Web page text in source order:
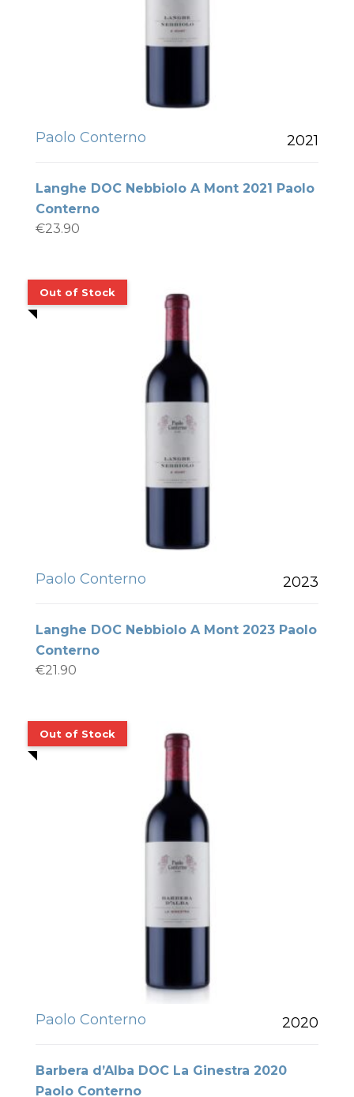
Paolo Conterno 2021
Langhe DOC Nebbiolo A Mont 2021 Paolo
Conterno
€23.90
Paolo Conterno 2023
Langhe DOC Nebbiolo A Mont 2023 Paolo
Conterno
€21.90
Paolo Conterno 2020
Barbera d’Alba DOC La Ginestra 2020
Paolo Conterno